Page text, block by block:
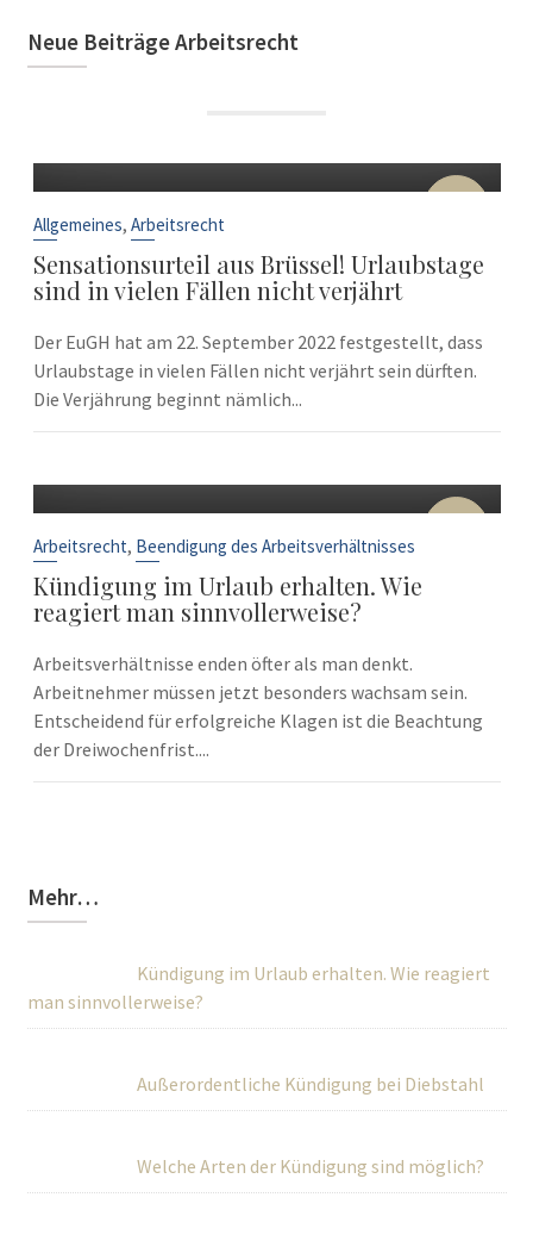
Neue Beiträge Arbeitsrecht
22
Allgemeines, Arbeitsrecht
Sensationsurteil aus Brüssel! Urlaubstage
sind in vielen Fällen nicht verjährt
Der EuGH hat am 22. September 2022 festgestellt, dass
Urlaubstage in vielen Fällen nicht verjährt sein dürften.
Die Verjährung beginnt nämlich...
10
Arbeitsrecht, Beendigung des Arbeitsverhältnisses
Kündigung im Urlaub erhalten. Wie
reagiert man sinnvollerweise?
Arbeitsverhältnisse enden öfter als man denkt.
Arbeitnehmer müssen jetzt besonders wachsam sein.
Entscheidend für erfolgreiche Klagen ist die Beachtung
der Dreiwochenfrist....
Mehr…
Kündigung im Urlaub erhalten. Wie reagiert
man sinnvollerweise?
Außerordentliche Kündigung bei Diebstahl
Welche Arten der Kündigung sind möglich?